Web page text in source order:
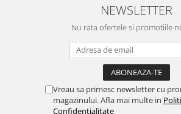
NEWSLETTER
Nu rata ofertele si promotiile
Vreau sa primesc newsletter cu
magazinului. Afla mai multe in
Confidentialitate